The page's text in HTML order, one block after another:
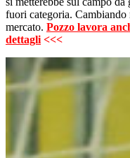
fuori categoria. Cambiando
mercato. Pozzo lavora
dettagli <<<